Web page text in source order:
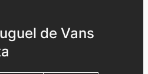
de Vans